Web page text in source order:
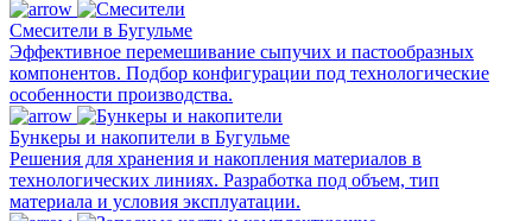
Смесители в Бугульме
Эффективное перемешивание сыпучих и пастообразных
компонентов. Подбор конфигурации под технологические
особенности производства.
Бункеры и накопители в Бугульме
Решения для хранения и накопления материалов в
технологических линиях. Разработка под объем, тип
материала и условия эксплуатации.